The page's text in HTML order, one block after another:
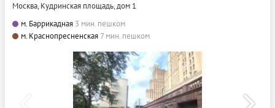
Москва, Кудринская площадь, дом 1
м. Баррикадная 3 мин. пешком
м. Краснопресненская 7 мин. пешком